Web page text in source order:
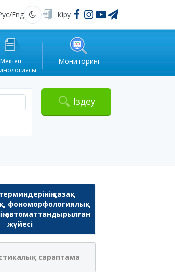
/Eng Қараңғы Кіру
Мектеп
Мониторинг
Іздеу
қазақ
фономорфологиялық
автоматтандырылған
жүйесі
сараптама